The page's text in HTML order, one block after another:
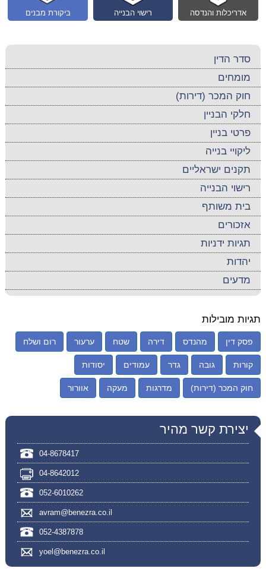
ביקורת מבנים רישוי הבנייה אדריכלות והנדסה
סדר הדין
מומחים
חוק המכר (דירות)
חלקי הבניין
פרטי בניין
ליקויי בנייה
תקנים ישראליים
רישוי הבנייה
בית משותף
אזכורים
תגיות ידניות
יהדות
מדעים
תגיות מובילות
פסק דין מהנדס דירה שטח ערעור רום ושלח
קורות גובה גדר עמודים יסודות
חוק המכר (דירות) מדרגות מעקה אוורור
יצירת קשר מהיר
04-8678417
04-8642012
052-6010262
avram@benezra.co.il
052-4387878
yoel@benezra.co.il